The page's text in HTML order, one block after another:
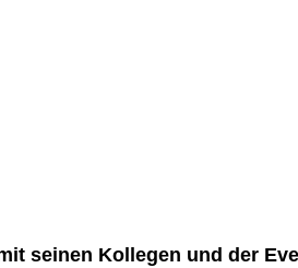
seinen Kollegen und der